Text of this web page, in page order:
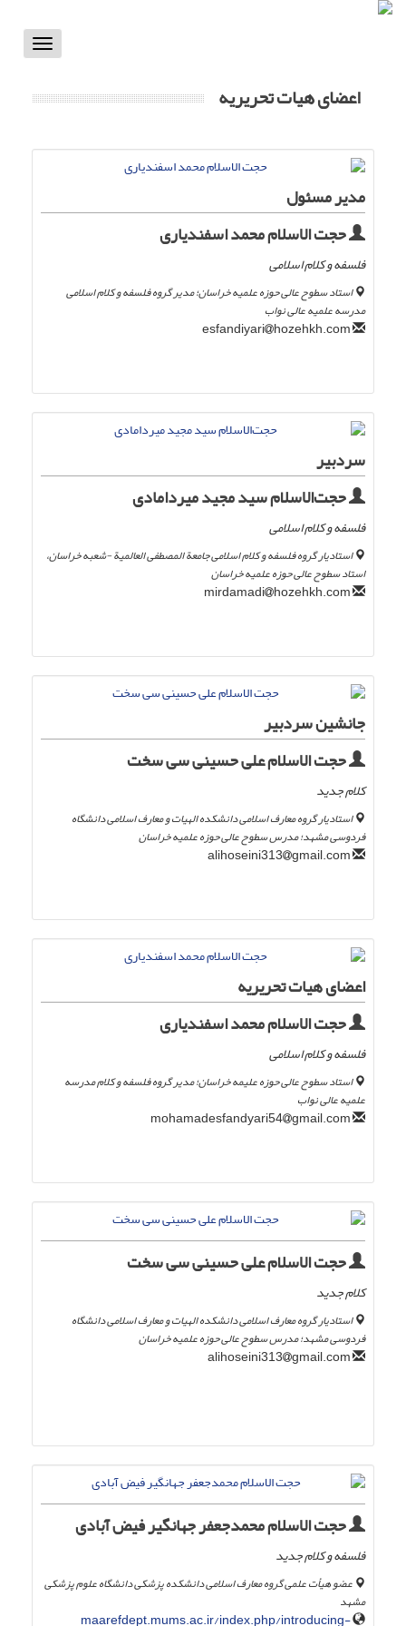
Toggle
اعضای هیات تحریریه
مدیر مسئول
حجت الاسلام محمد اسفندیاری
فلسفه و کلام اسلامی
استاد سطوح عالی حوزه علمیه خراسان؛ مدیر گروه فلسفه و کلام اسلامی
مدرسه علمیه عالی نواب
hozehkh.com
سردبیر
حجت‌الاسلام سید مجید میردامادی
فلسفه و کلام اسلامی
استادیار گروه فلسفه و کلام اسلامی جامعة المصطفی العالمیة -شعبه خراسان،
استاد سطوح عالی حوزه علمیه خراسان
hozehkh.com
جانشین سردبیر
حجت الاسلام علی حسینی سی سخت
کلام جدید
استادیار گروه معارف اسلامی دانشکده الهیات و معارف اسلامی دانشگاه
فردوسی مشهد؛ مدرس سطوح عالی حوزه علمیه خراسان
gmail.com
اعضای هیات تحریریه
حجت الاسلام محمد اسفندیاری
فلسفه و کلام اسلامی
استاد سطوح عالی حوزه علیمه خراسان؛ مدیر گروه فلسفه و کلام مدرسه
علمیه عالی نواب
gmail.com
حجت الاسلام علی حسینی سی سخت
کلام جدید
استادیار گروه معارف اسلامی دانشکده الهیات و معارف اسلامی دانشگاه
فردوسی مشهد؛ مدرس سطوح عالی حوزه علمیه خراسان
gmail.com
حجت الاسلام محمدجعفر جهانگیر فیض آبادی
فلسفه و کلام جدید
عضو هیأت علمی گروه معارف اسلامی دانشکده پزشکی دانشگاه علوم پزشکی
مشهد
maarefdept.mums.ac.ir/index.php/introducing-